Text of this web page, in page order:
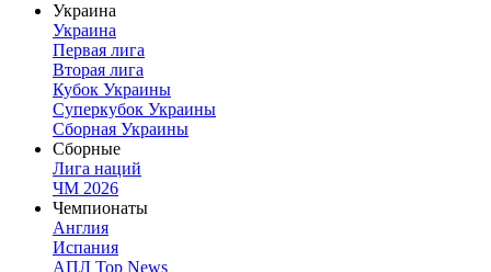
Украина
Украина
Первая лига
Вторая лига
Кубок Украины
Суперкубок Украины
Сборная Украины
Сборные
Лига наций
ЧМ 2026
Чемпионаты
Англия
Испания
АПЛ Top News